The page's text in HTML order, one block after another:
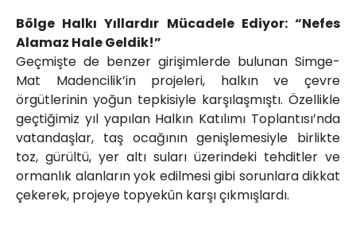
Bölge Halkı Yıllardır Mücadele Ediyor: “Nefes
Alamaz Hale Geldik!”
Geçmişte de benzer girişimlerde bulunan Simge-
Mat Madencilik’in projeleri, halkın ve çevre
örgütlerinin yoğun tepkisiyle karşılaşmıştı. Özellikle
geçtiğimiz yıl yapılan Halkın Katılımı Toplantısı’nda
vatandaşlar, taş ocağının genişlemesiyle birlikte
toz, gürültü, yer altı suları üzerindeki tehditler ve
ormanlık alanların yok edilmesi gibi sorunlara dikkat
çekerek, projeye topyekûn karşı çıkmışlardı.